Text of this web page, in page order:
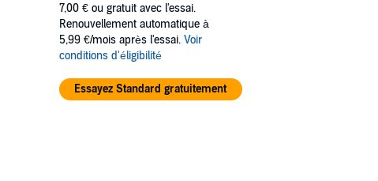
7,00 € ou gratuit avec l'essai.
Renouvellement automatique à
5,99 €/mois après l'essai. Voir
conditions d'éligibilité
Essayez Standard gratuitement